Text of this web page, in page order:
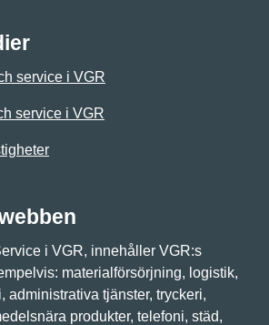
service i VGR
service i VGR
i VGR, innehåller VGR:s
materialförsörjning, logistik,
administrativa tjänster, tryckeri,
produkter, telefoni, städ,